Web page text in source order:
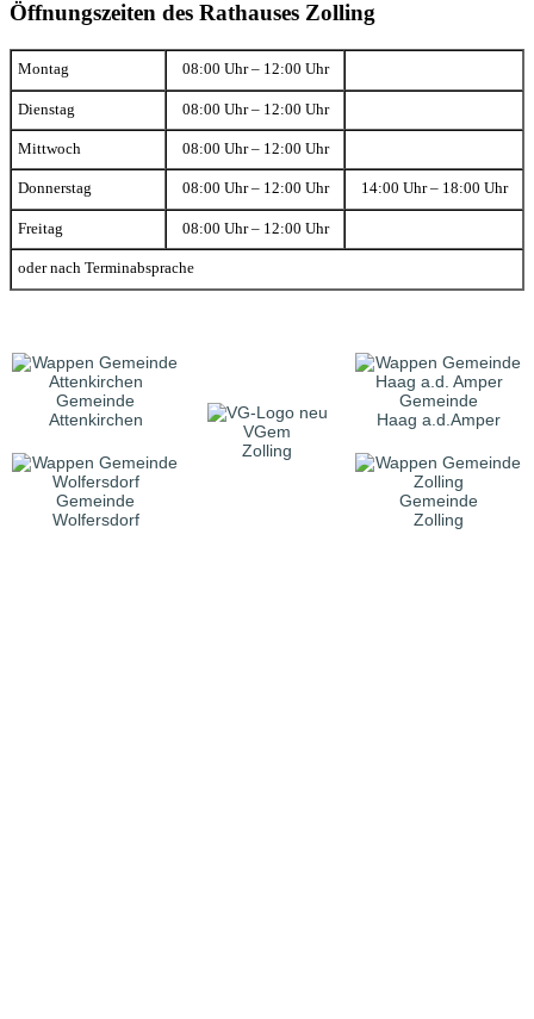
Öffnungszeiten des Rathauses Zolling
Montag 08:00 Uhr – 12:00 Uhr
Dienstag 08:00 Uhr – 12:00 Uhr
Mittwoch 08:00 Uhr – 12:00 Uhr
Donnerstag 08:00 Uhr – 12:00 Uhr 14:00 Uhr – 18:00 Uhr
Freitag 08:00 Uhr – 12:00 Uhr
oder nach Terminabsprache
Gemeinde
Attenkirchen
VGem
Zolling
Gemeinde
Haag a.d.Amper
Gemeinde
Wolfersdorf
Gemeinde
Zolling